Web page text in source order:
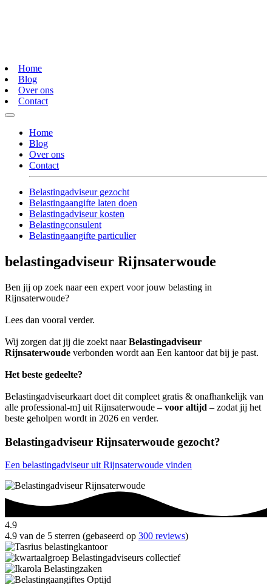
Home
Blog
Over ons
Contact
Home
Blog
Over ons
Contact
Belastingadviseur gezocht
Belastingaangifte laten doen
Belastingadviseur kosten
Belastingconsulent
Belastingaangifte particulier
belastingadviseur Rijnsaterwoude
Ben jij op zoek naar een expert voor jouw belasting in
Rijnsaterwoude?
Lees dan vooral verder.
Wij zorgen dat jij die zoekt naarBelastingadviseur
Rijnsaterwoude verbonden wordt aan Een kantoor dat bij je past.
Het beste gedeelte?
Belastingadviseurkaart doet dit compleet gratis & onafhankelijk van
alle professional-m] uit Rijnsaterwoude – voor altijd – zodat jij het
beste geholpen wordt in 2026 en verder.
Belastingadviseur Rijnsaterwoude gezocht?
Een belastingadviseur uit Rijnsaterwoude vinden
4.9
4.9 van de 5 sterren (gebaseerd op 300 reviews)